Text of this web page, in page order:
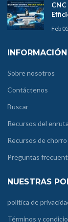
Feb
Sobre nosotros
Contáctenos
Buscar
Recursos del
Recursos de chorro
Preguntas
NUESTRAS
política de
Términos y